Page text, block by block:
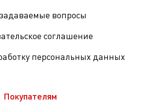
вопросы
соглашение
персональных данных
Покупателям